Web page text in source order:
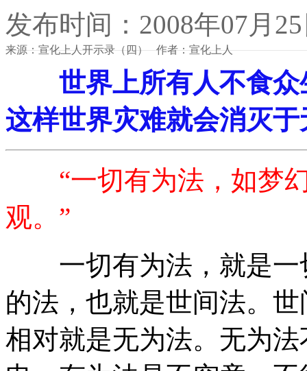
发布时间：2008年07月
来源：宣化上人开示录（四） 作者：宣化上人
世界上所有人不食众
这样世界灾难就会消灭于
“一切有为法，如梦幻
观。”
一切有为法，就是一
的法，也就是世间法。
相对就是无为法。无为